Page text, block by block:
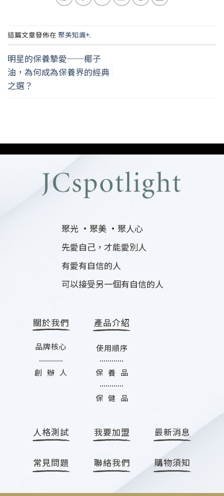
這篇文章發佈在 聚美知識+.
明星的保養摯愛──椰子
油，為何成為保養界的經典
之選？
聚光 ·聚美 ·聚人心
先愛自己，才能愛別人
有愛有自信的人
可以接受另一個有自信的人
關於我們 產品介紹
人格測試 我要加盟
聯絡我們 購物須知
常見問題
最新消息
品牌核心
創 辦 人
............
使用順序
保 養 品
保 健 品
............
............